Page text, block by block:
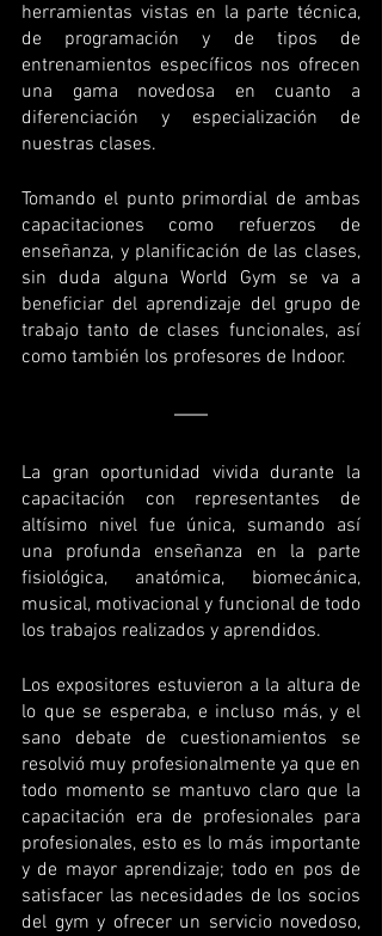
herramientas vistas en la parte técnica,
de programación y de tipos de
entrenamientos específicos nos ofrecen
una gama novedosa en cuanto a
diferenciación y especialización de
nuestras clases.
Tomando el punto primordial de ambas
capacitaciones como refuerzos de
enseñanza, y planificación de las clases,
sin duda alguna World Gym se va a
beneficiar del aprendizaje del grupo de
trabajo tanto de clases funcionales, así
como también los profesores de Indoor.
La gran oportunidad vivida durante la
capacitación con representantes de
altísimo nivel fue única, sumando así
una profunda enseñanza en la parte
fisiológica, anatómica, biomecánica,
musical, motivacional y funcional de todo
los trabajos realizados y aprendidos.
Los expositores estuvieron a la altura de
lo que se esperaba, e incluso más, y el
sano debate de cuestionamientos se
resolvió muy profesionalmente ya que en
todo momento se mantuvo claro que la
capacitación era de profesionales para
profesionales, esto es lo más importante
y de mayor aprendizaje; todo en pos de
satisfacer las necesidades de los socios
del gym y ofrecer un servicio novedoso,